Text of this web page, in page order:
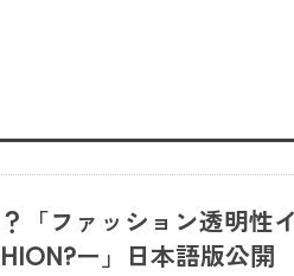
「ファッション透明性
ー」日本語版公開